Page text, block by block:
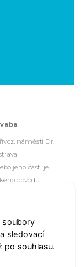
náměstí Dr.
jeho částí je
obvodu
soubory
sledovací
po souhlasu.